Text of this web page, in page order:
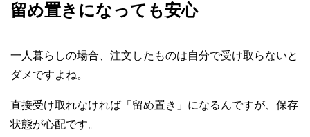
留め置きになっても安心
一人暮らしの場合、注文したものは自分で受け取らないと
ダメですよね。
直接受け取れなければ「留め置き」になるんですが、保存
状態が心配です。